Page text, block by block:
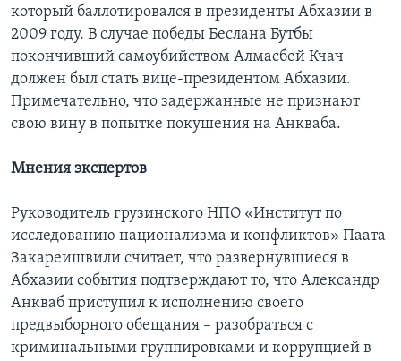
который баллотировался в президенты Абхазии в
2009 году. В случае победы Беслана Бутбы
покончивший самоубийством Алмасбей Кчач
должен был стать вице-президентом Абхазии.
Примечательно, что задержанные не признают
свою вину в попытке покушения на Анкваба.
Мнения экспертов
Руководитель грузинского НПО «Институт по
исследованию национализма и конфликтов» Паата
Закареишвили считает, что развернувшиеся в
Абхазии события подтверждают то, что Александр
Анкваб приступил к исполнению своего
предвыборного обещания – разобраться с
криминальными группировками и коррупцией в